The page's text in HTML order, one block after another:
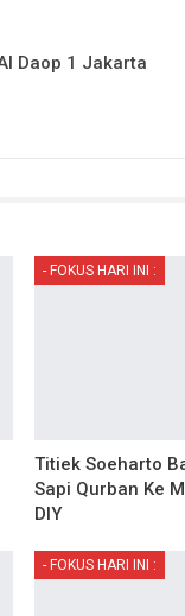
Daop 1 Jakarta
- FOKUS HARI INI :
Titiek Soeharto
Sapi Qurban Ke
DIY
- FOKUS HARI INI :